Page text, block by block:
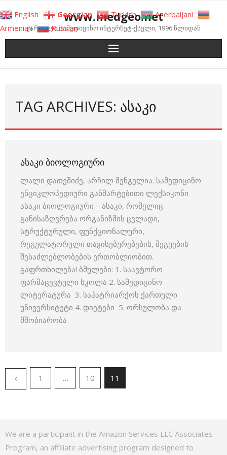
to
content
www.medgeo.net
ქართული სამედიცინო ინტერნეტ-ქსელი, 1996 წლიდან
TAG ARCHIVES: ᲐᲡᲐᲙᲘ
ᲐᲡᲐᲙᲘ ᲑᲘᲝᲚᲝᲒᲘᲣᲠᲘ
ლალი დათეშიძე, არჩილ შენგელია. სამედიცინო
ენციკლოპედიური განმარტებითი ლექსიკონი
ასაკი ბიოლოგიური – ასაკი, რომელიც
განისაზღვრება ორგანიზმის ცვლადი,
სტრუქტურული, ფუნქციონალური,
რეგულატორული თავისებურებების, შეგუების
შესაძლებლობების ერთობლიობით.
გაფრთხილება! ბმულები: 1. საავტორო
ფარმაცევტული სკოლა 2. სამედიცინო
ლიტერატურა 3. საპატრიარქოს ქართული
უნივერსიტეტი 4. დიეტები 5. ორსულობა და
მშობიარობა
1 … 10 11
We are a participant in the Amazon Services LLC Associates
Program, an affiliate advertising program designed to
English Georgian Turkish
Azerbaijani
Armenian
Russian